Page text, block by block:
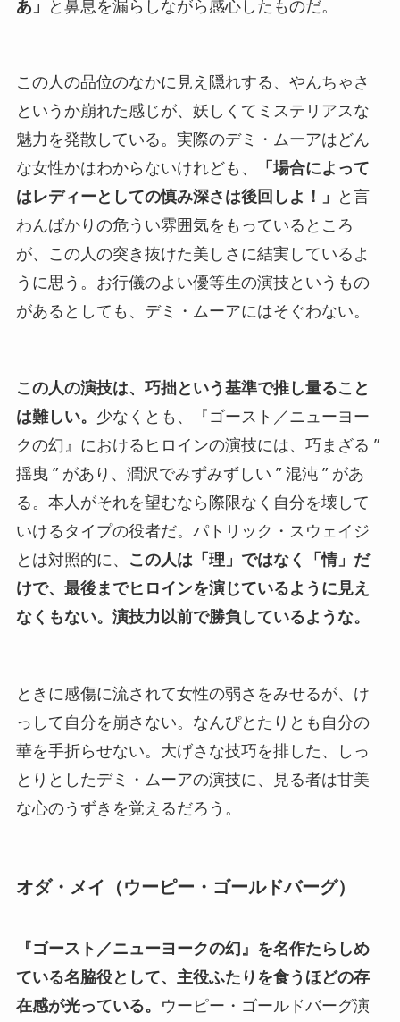
あ」 と鼻息を漏らしながら感心したものだ。
この人の品位のなかに見え隠れする、やんちゃさ
というか崩れた感じが、妖しくてミステリアスな
魅力を発散している。実際のデミ・ムーアはどん
な女性かはわからないけれども、
「場合によって
はレディーとしての慎み深さは後回しよ！」 と言
わんばかりの危うい雰囲気をもっているところ
が、この人の突き抜けた美しさに結実しているよ
うに思う。お行儀のよい優等生の演技というもの
があるとしても、デミ・ムーアにはそぐわない。
この人の演技は、巧拙という基準で推し量ること
は難しい。 少なくとも、『ゴースト／ニューヨー
クの幻』におけるヒロインの演技には、巧まざる ”
揺曳 ” があり、潤沢でみずみずしい ” 混沌 ” があ
る。本人がそれを望むなら際限なく自分を壊して
いけるタイプの役者だ。パトリック・スウェイジ
とは対照的に、 この人は「理」ではなく「情」だ
けで、最後までヒロインを演じているように見え
なくもない。演技力以前で勝負しているような。
ときに感傷に流されて女性の弱さをみせるが、け
っして自分を崩さない。なんぴとたりとも自分の
華を手折らせない。大げさな技巧を排した、しっ
とりとしたデミ・ムーアの演技に、見る者は甘美
な心のうずきを覚えるだろう。
オダ・メイ（ウーピー・ゴールドバーグ）
『ゴースト／ニューヨークの幻』を名作たらしめ
ている名脇役として、主役ふたりを食うほどの存
在感が光っている。 ウーピー・ゴールドバーグ演